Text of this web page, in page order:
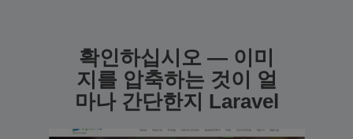
확인하십시오 — 이미
지를 압축하는 것이 얼
마나 간단한지 Laravel